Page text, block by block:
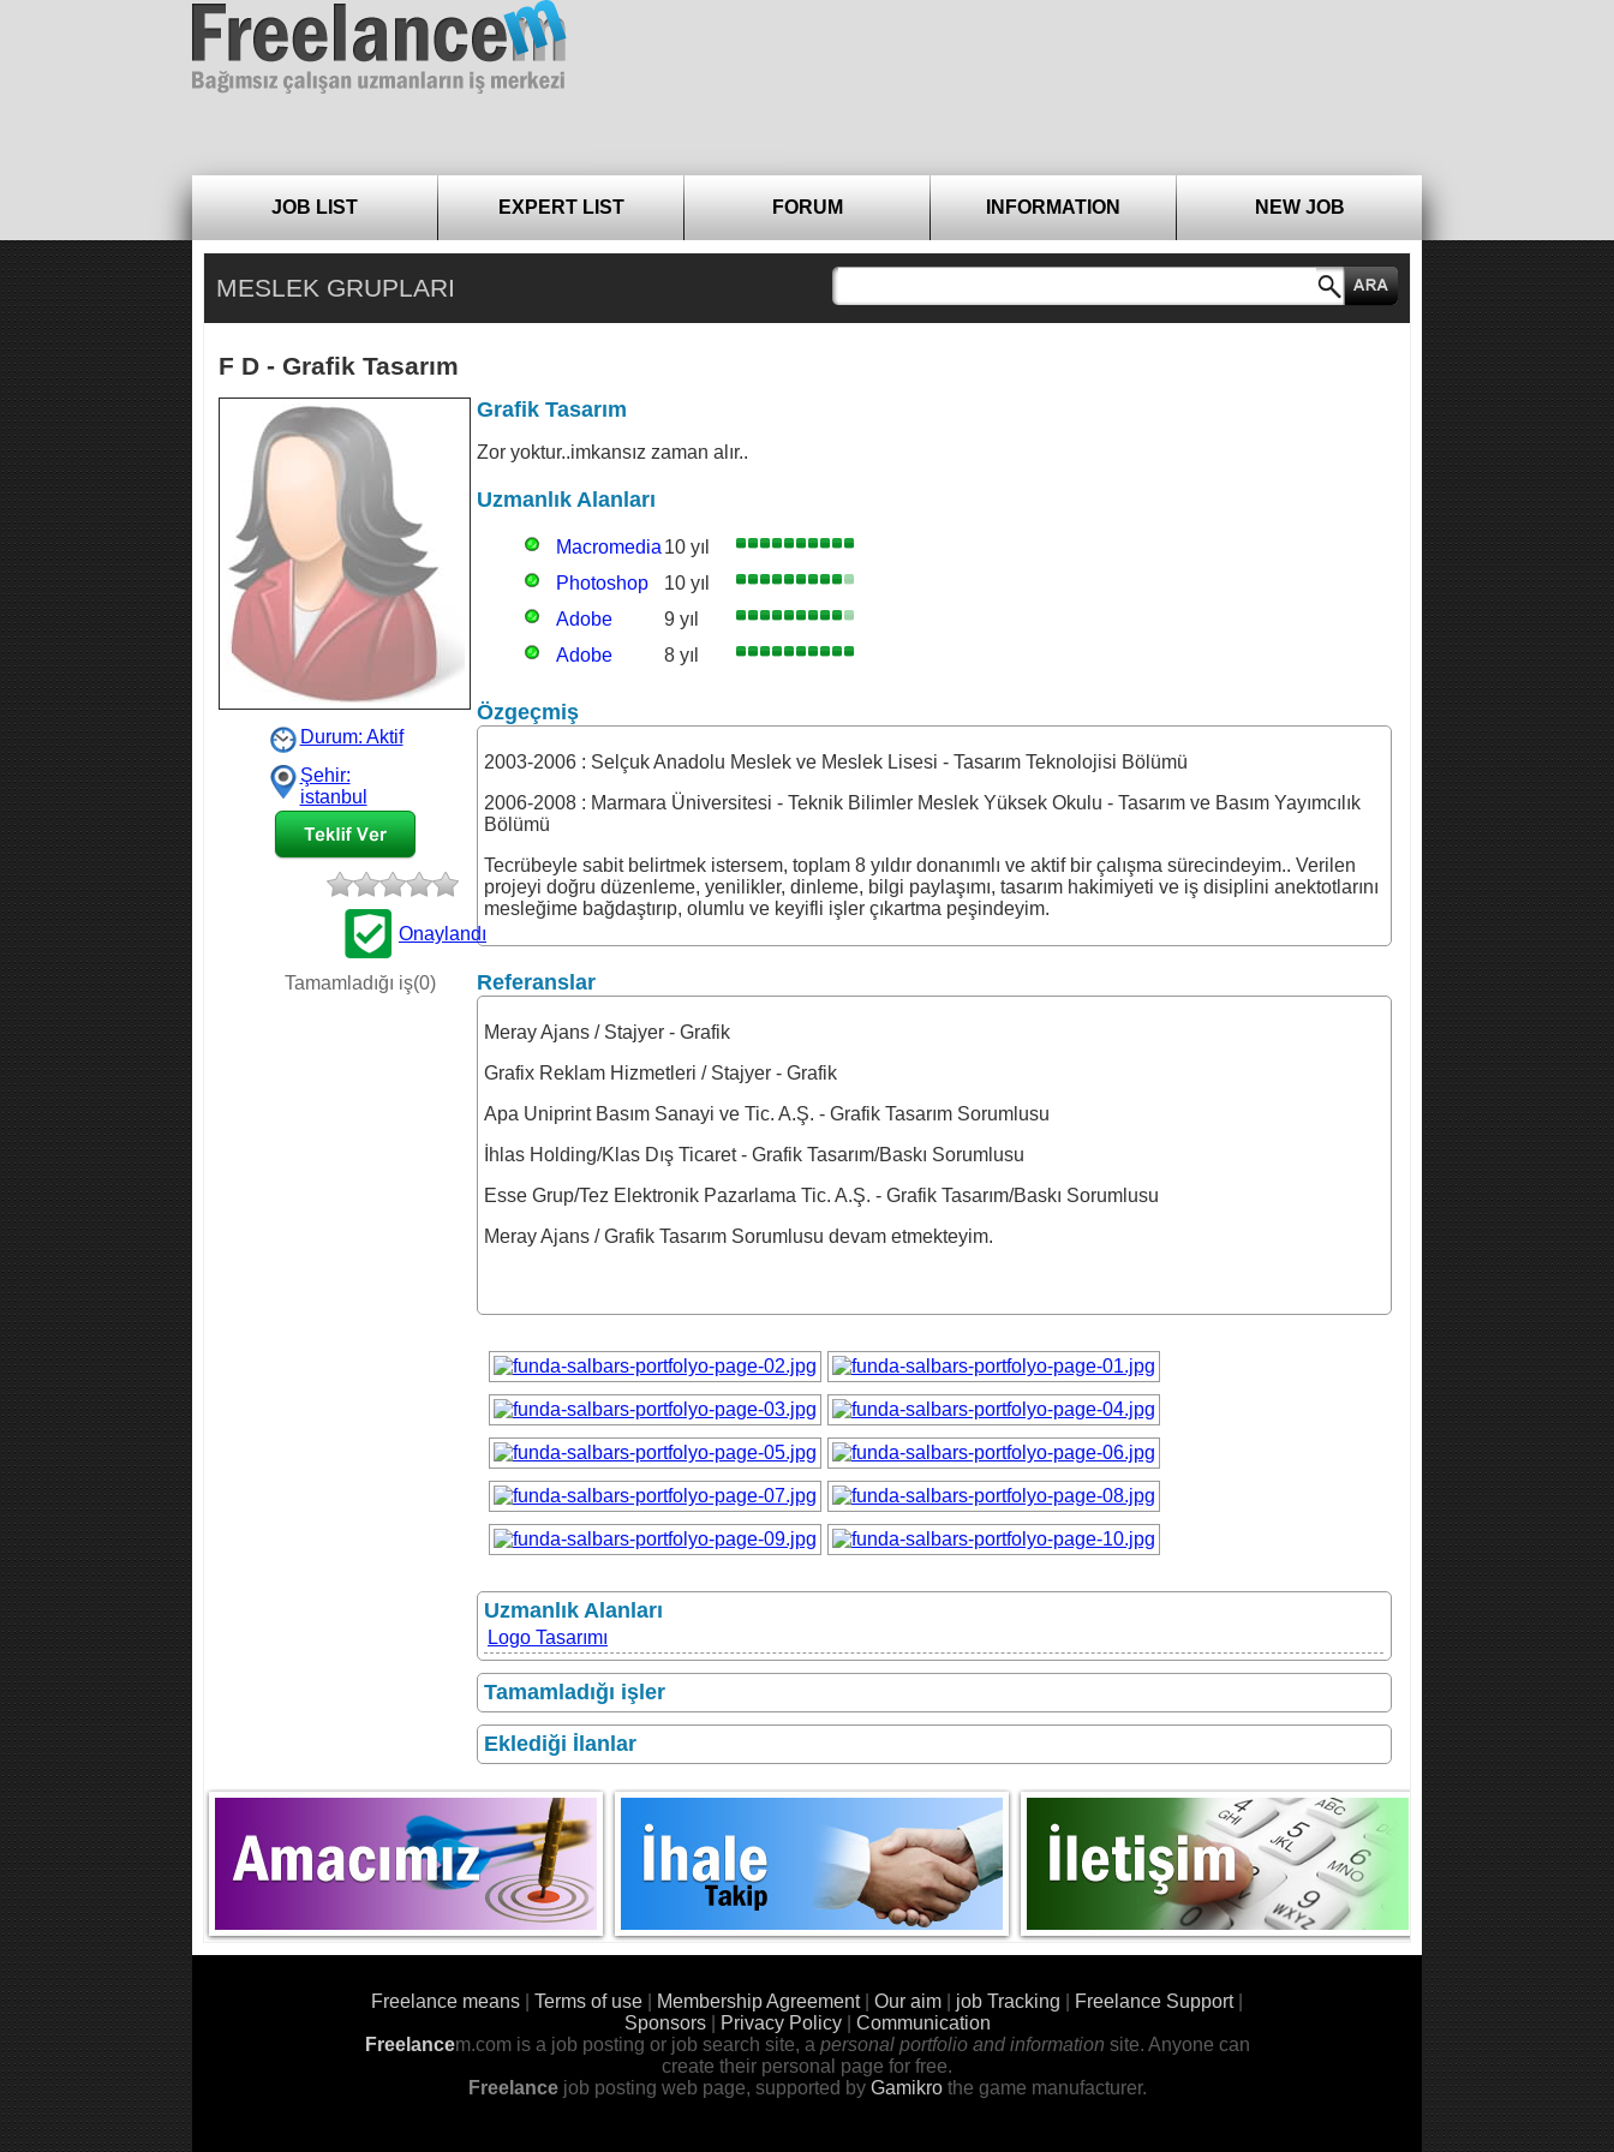
JOB LIST EXPERT LIST FORUM INFORMATION NEW JOB
MESLEK GRUPLARI
F D - Grafik Tasarım
Durum: Aktif
Şehir:
istanbul
Onaylandı
Tamamladığı iş(0)
Grafik Tasarım
Zor yoktur..imkansız zaman alır..
Uzmanlık Alanları
Macromedia
Freehand
10 yıl
Photoshop
10 yıl
Adobe
Indesign
9 yıl
Adobe
8 yıl
Özgeçmiş
2003-2006 : Selçuk Anadolu Meslek ve Meslek Lisesi - Tasarım Teknolojisi Bölümü
2006-2008 : Marmara Üniversitesi - Teknik Bilimler Meslek Yüksek Okulu - Tasarım ve Basım Yayımcılık
Bölümü
Tecrübeyle sabit belirtmek istersem, toplam 8 yıldır donanımlı ve aktif bir çalışma sürecindeyim.. Verilen
projeyi doğru düzenleme, yenilikler, dinleme, bilgi paylaşımı, tasarım hakimiyeti ve iş disiplini anektotlarını
mesleğime bağdaştırıp, olumlu ve keyifli işler çıkartma peşindeyim.
Referanslar
Meray Ajans / Stajyer - Grafik
Grafix Reklam Hizmetleri / Stajyer - Grafik
Apa Uniprint Basım Sanayi ve Tic. A.Ş. - Grafik Tasarım Sorumlusu
İhlas Holding/Klas Dış Ticaret - Grafik Tasarım/Baskı Sorumlusu
Esse Grup/Tez Elektronik Pazarlama Tic. A.Ş. - Grafik Tasarım/Baskı Sorumlusu
Meray Ajans / Grafik Tasarım Sorumlusu devam etmekteyim.
Uzmanlık Alanları
Logo Tasarımı
Tamamladığı işler
Eklediği İlanlar
Freelance means Terms of use Membership Agreement| Our aim job Tracking Freelance Support|
Sponsors| Privacy Policy| Communication
Freelancem.com is a job posting or job search site, a personal portfolio and information site. Anyone can
create their personal page for free.
Freelancejob posting web page, supported by Gamikrothe game manufacturer.